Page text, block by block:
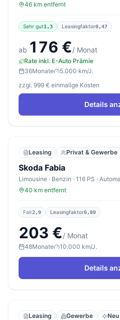
46 km entfernt
Sehr gut1,3 Leasingfaktor0,47
ab 176 €/ Monat
Rate inkl. E-Auto Prämie
36Monate
5.000 km/J.
zzgl. 999 € einmalige Kosten
Details
Leasing Privat & Gewerbe
Skoda Fabia
Limousine · Benzin · 116 PS ·
40 km entfernt
Fair2,9 Leasingfaktor0,89
203 €/ Monat
48Monate 10.000 km/J.
Details
Leasing Gewerbe Neu